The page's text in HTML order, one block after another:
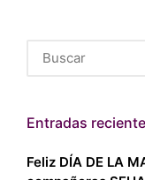
Entradas
Feliz DÍA DE LA